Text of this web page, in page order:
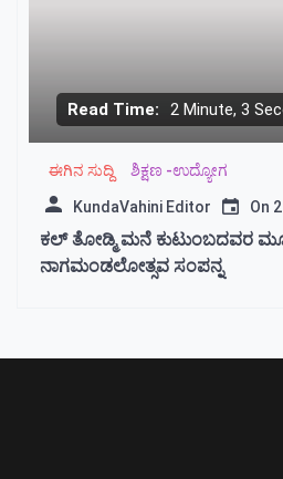
Read Time: 2 Minute, 3
ಈಗಿನ ಸುದ್ದಿ ಶಿಕ್ಷಣ -ಉದ್ಯೋಗ
KundaVahini Editor On
ಕಲ್ ತೋಡ್ಮಿ ಮನೆ ಕುಟುಂಬದವರ
ನಾಗಮಂಡಲೋತ್ಸವ ಸಂಪನ್ನ